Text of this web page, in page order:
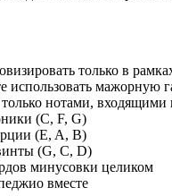
только в
использовать мажорную
нотами,
(C, F, G)
(E, A, B)
(G, C, D)
минусовки целиком
вместе